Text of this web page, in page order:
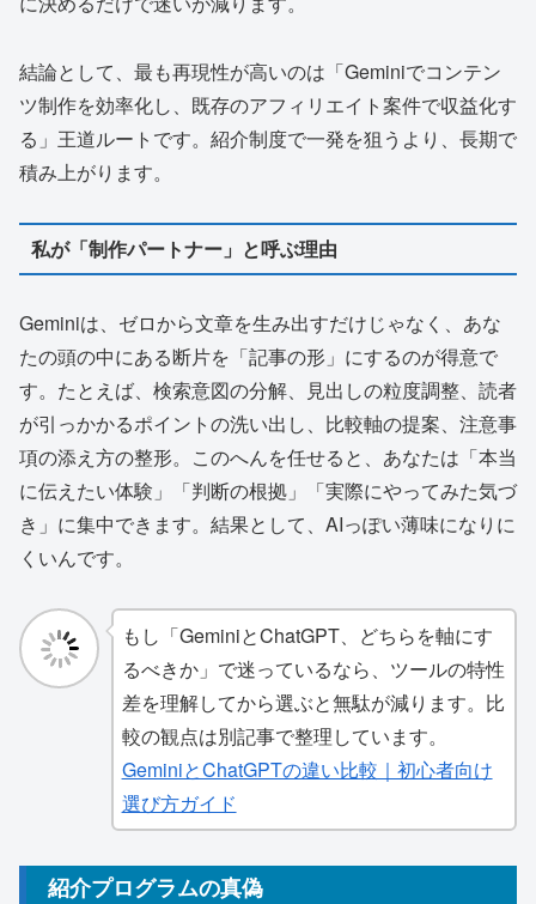
結論として、最も再現性が高いのは「Geminiでコンテン
ツ制作を効率化し、既存のアフィリエイト案件で収益化す
る」王道ルートです。紹介制度で一発を狙うより、長期で
積み上がります。
私が「制作パートナー」と呼ぶ理由
Geminiは、ゼロから文章を生み出すだけじゃなく、あな
たの頭の中にある断片を「記事の形」にするのが得意で
す。たとえば、検索意図の分解、見出しの粒度調整、読者
が引っかかるポイントの洗い出し、比較軸の提案、注意事
項の添え方の整形。このへんを任せると、あなたは「本当
に伝えたい体験」「判断の根拠」「実際にやってみた気づ
き」に集中できます。結果として、AIっぽい薄味になりに
くいんです。
もし「GeminiとChatGPT、どちらを軸にす
るべきか」で迷っているなら、ツールの特性
差を理解してから選ぶと無駄が減ります。比
較の観点は別記事で整理しています。
GeminiとChatGPTの違い比較｜初心者向け
選び方ガイド
紹介プログラムの真偽